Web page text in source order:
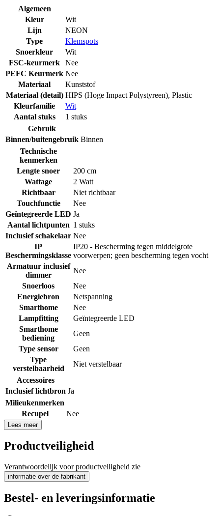
Algemeen
Kleur
Wit
Lijn
NEON
Type
Klemspots
Snoerkleur
Wit
FSC-keurmerk
Nee
PEFC Keurmerk Nee
Materiaal
Kunststof
Materiaal (detail) HIPS (Hoge Impact Polystyreen), Plastic
Kleurfamilie
Wit
Aantal stuks
1 stuks
Gebruik
Binnen/buitengebruik Binnen
Technische
kenmerken
Lengte snoer
200 cm
Wattage
2 Watt
Richtbaar
Niet richtbaar
Touchfunctie
Nee
Geïntegreerde LED Ja
Aantal lichtpunten 1 stuks
Inclusief schakelaar Nee
IP
Beschermingsklasse
IP20 - Bescherming tegen middelgrote
voorwerpen; geen bescherming tegen vocht
Armatuur inclusief
dimmer
Nee
Snoerloos
Nee
Energiebron
Netspanning
Smarthome
Nee
Lampfitting
Geïntegreerde LED
Smarthome
bediening
Geen
Type sensor
Geen
Type
verstelbaarheid
Niet verstelbaar
Accessoires
Inclusief lichtbron Ja
Milieukenmerken
Recupel
Nee
Lees meer
Productveiligheid
Verantwoordelijk voor productveiligheid zie
informatie over de fabrikant
Bestel- en leveringsinformatie